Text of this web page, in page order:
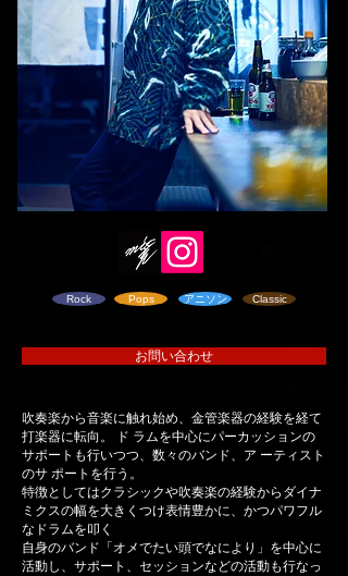
Rock Pops アニソン Classic
お問い合わせ
吹奏楽から音楽に触れ始め、金管楽器の経験を経て
打楽器に転向。 ド ラムを中心にパーカッションの
サポートも行いつつ、数々のバンド、ア ーティスト
のサ ポートを行う。
特徴としてはクラシックや吹奏楽の経験からダイナ
ミクスの幅を大きくつけ表情豊かに、かつパワフル
なドラムを叩く
自身のバンド「オメでたい頭でなにより」を中心に
活動し、サポート、セッションなどの活動も行なっ